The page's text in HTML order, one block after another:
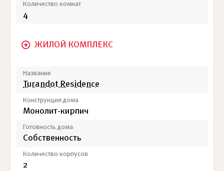
Количество комнат
4
ЖИЛОЙ КОМПЛЕКС
Название
Turandot Residence
Конструкция дома
Монолит-кирпич
Готовность дома
Собственность
Количество корпусов
2